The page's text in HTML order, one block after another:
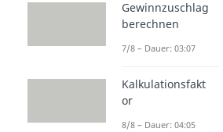
Einnahme /
Ausgabe
Gewinnzuschlag
berechnen
7/8 – Dauer: 03:07
Kalkulationsfakt
or
8/8 – Dauer: 04:05